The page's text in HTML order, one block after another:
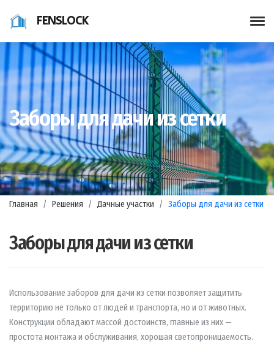
FENSLOCK
Заборы для дачи из сетки
Главная Решения Дачные участки Заборы для дачи из сетки
Заборы для дачи из сетки
Использование заборов для дачи из сетки позволяет защитить
территорию не только от людей и транспорта, но и от животных.
Конструкции обладают массой достоинств, главные из них —
простота монтажа и обслуживания, хорошая светопроницаемость.